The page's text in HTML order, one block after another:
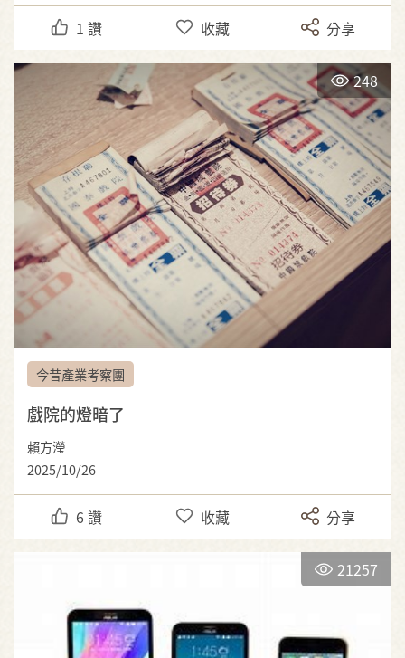
1 讚 收藏 分享
248
今昔產業考察團
戲院的燈暗了
賴方瀅
2025/10/26
6 讚 收藏 分享
21257